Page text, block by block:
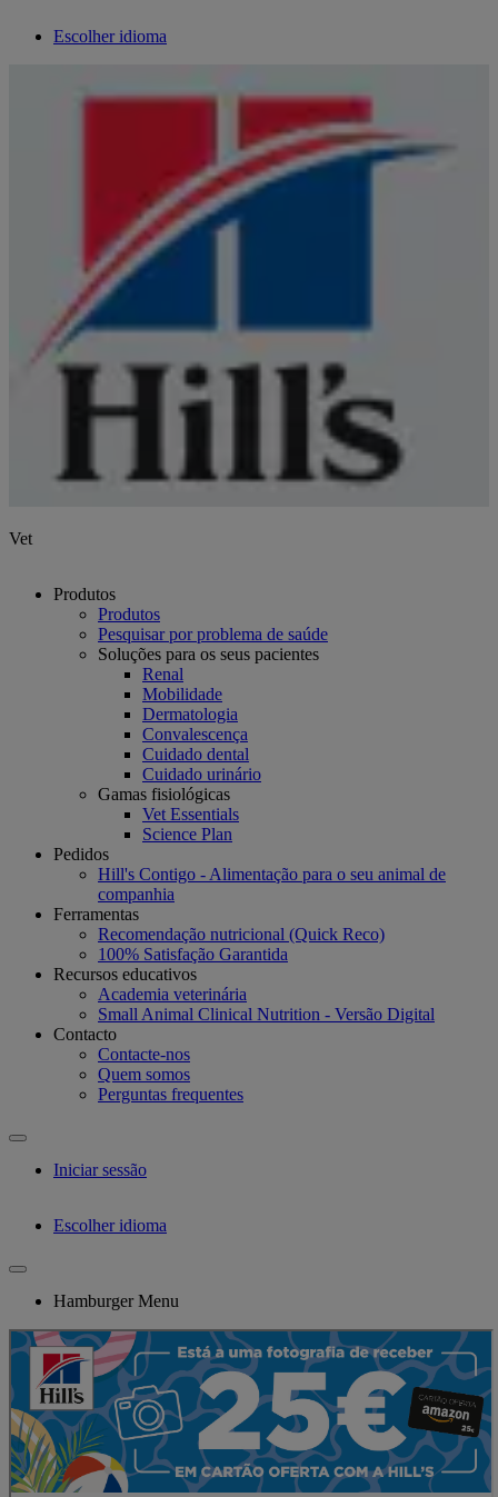
Escolher idioma
Vet
Produtos
Produtos
Pesquisar por problema de saúde
Soluções para os seus pacientes
Renal
Mobilidade
Dermatologia
Convalescença
Cuidado dental
Cuidado urinário
Gamas fisiológicas
Vet Essentials
Science Plan
Pedidos
Hill's Contigo - Alimentação para o seu animal de
companhia
Ferramentas
Recomendação nutricional (Quick Reco)
100% Satisfação Garantida
Recursos educativos
Academia veterinária
Small Animal Clinical Nutrition - Versão Digital
Contacto
Contacte-nos
Quem somos
Perguntas frequentes
Iniciar sessão
Escolher idioma
Hamburger Menu